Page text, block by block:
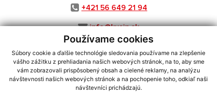
Používame cookies
Súbory cookie a ďalšie technológie sledovania používame na zlepšenie
vášho zážitku z prehliadania našich webových stránok, na to, aby sme
vám zobrazovali prispôsobený obsah a cielené reklamy, na analýzu
návštevnosti našich webových stránok a na pochopenie toho, odkiaľ naši
návštevníci prichádzajú.
+421 56 649 21 94
info@kusin.sk
využite možnosť získavania aktuálnych informácií s využitím RSS
CMS systém (redakčný) systém ECHELON 2,Mapa stránok,web portál
webex.digital, s.r.o.,domény,registrácia domény